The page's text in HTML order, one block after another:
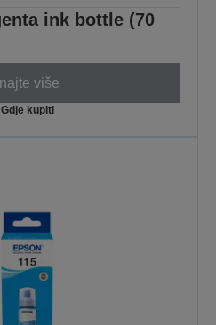
ink bottle (70
više
Gdje kupiti